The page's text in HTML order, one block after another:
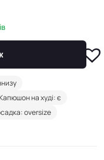
на худі: є
oversize